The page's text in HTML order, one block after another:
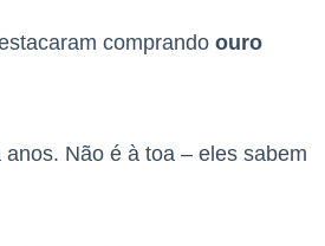
comprando ouro
Não é à toa – eles sabem